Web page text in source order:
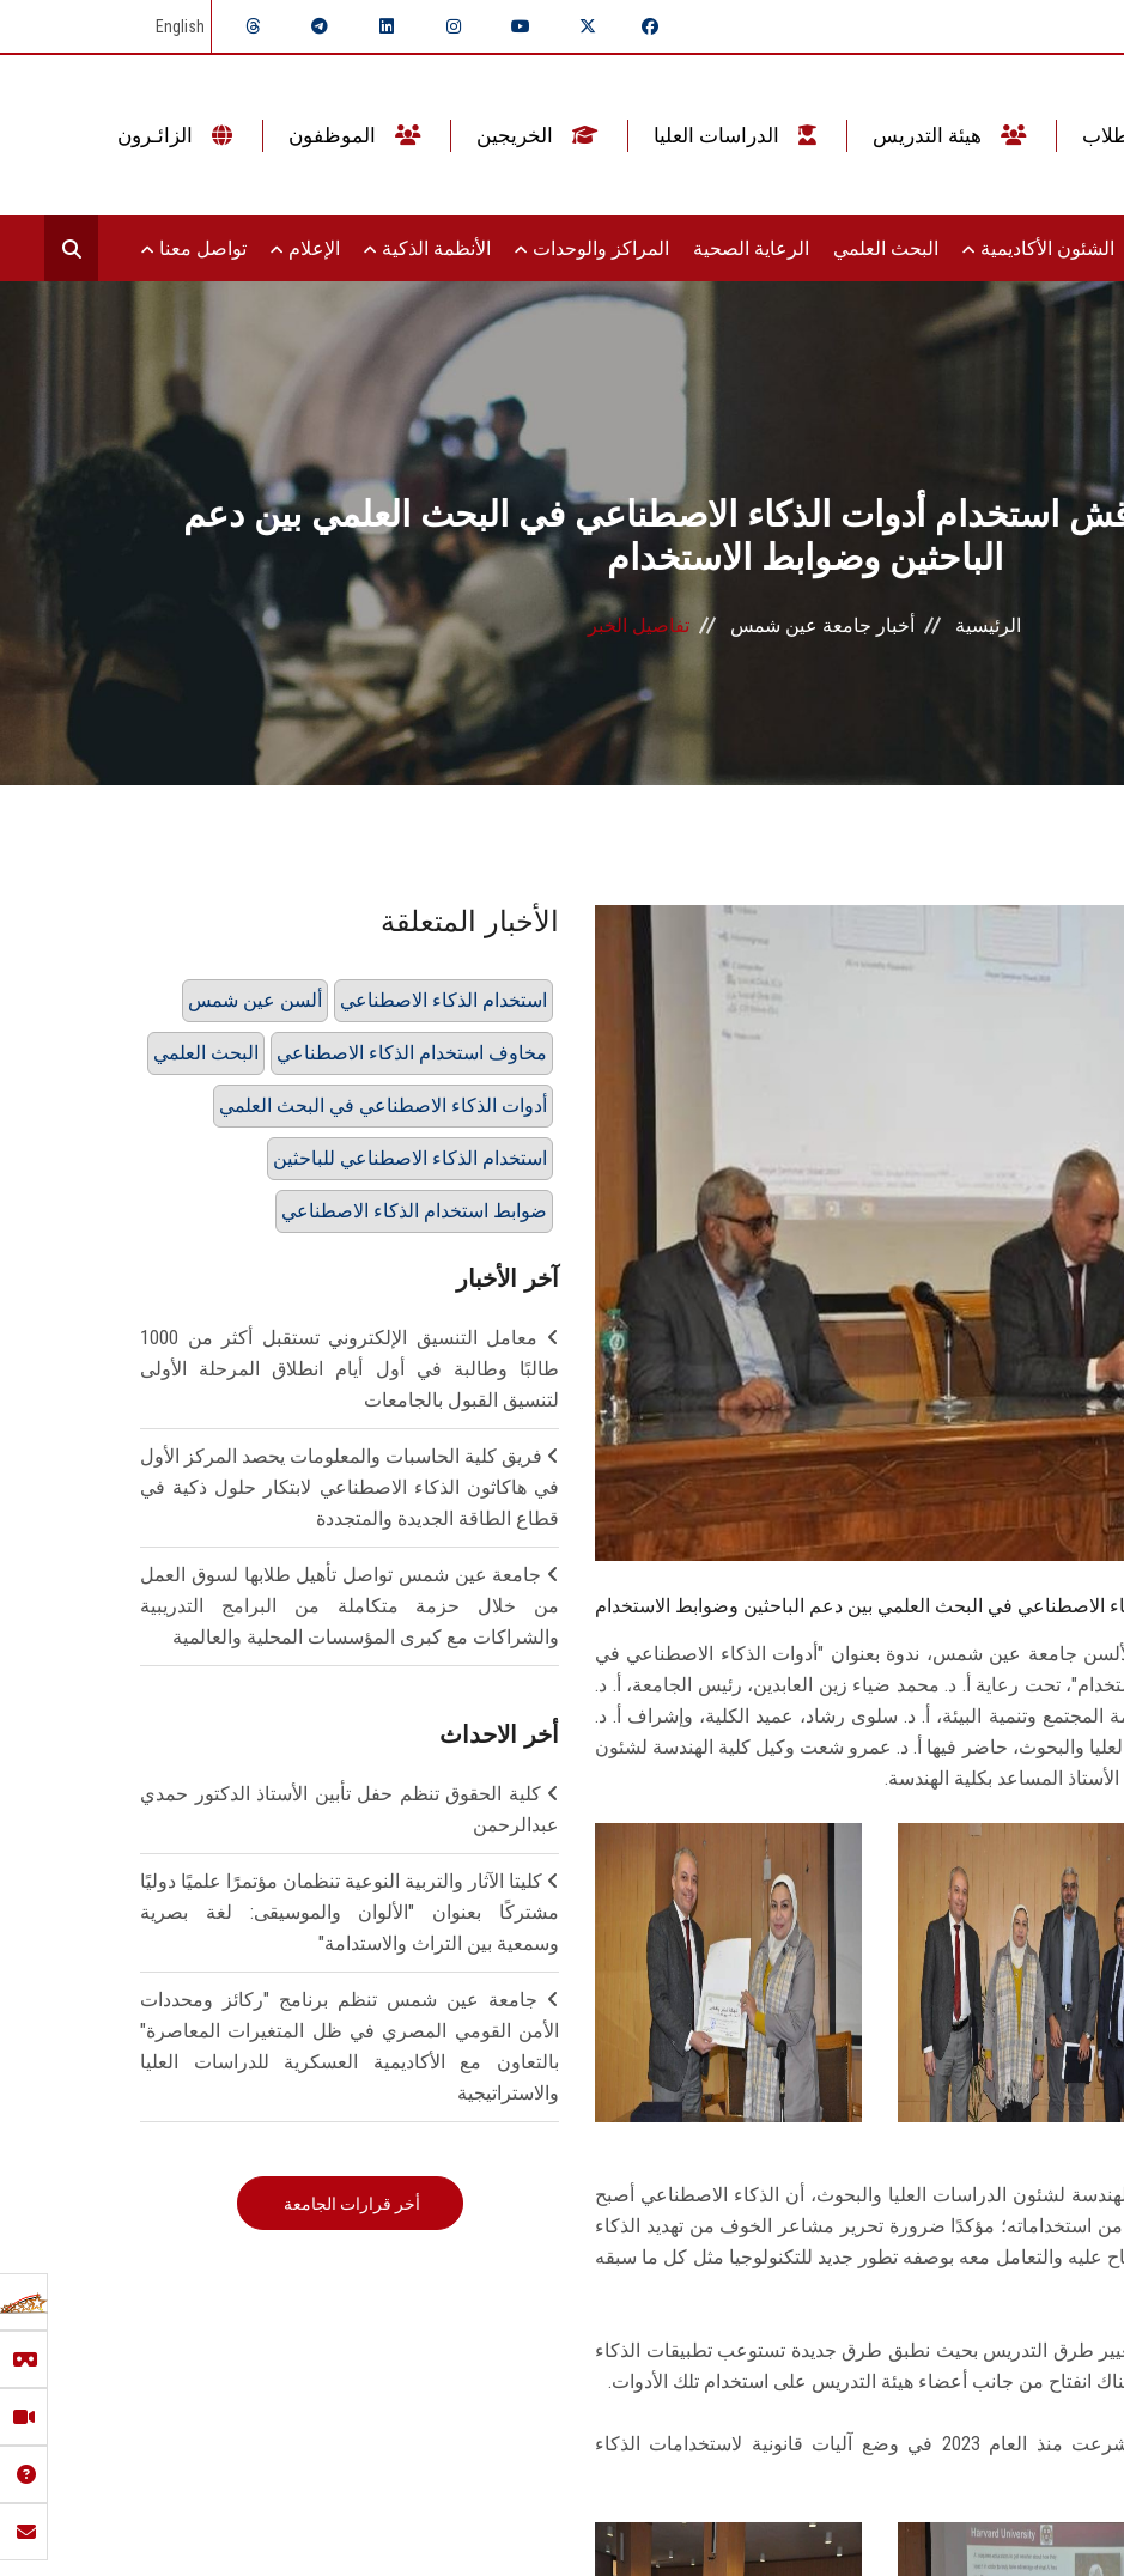
English
الشئون الأكاديمية البحث العلمي الرعاية الصحية المراكز والوحدات الأنظمة الذكية الإعلام تواصل معنا
أدوات الذكاء الاصطناعي في البحث العلمي بين دعم
الباحثين وضوابط الاستخدام
الرئيسية أخبار جامعة عين شمس تفاصيل الخبر
في البحث العلمي بين دعم الباحثين وضوابط الاستخدام
جامعة عين شمس، ندوة بعنوان "أدوات الذكاء الاصطناعي في
تحت رعاية أ. د. محمد ضياء زين العابدين، رئيس الجامعة، أ. د.
وتنمية البيئة، أ. د. سلوى رشاد، عميد الكلية، وإشراف أ. د.
والبحوث، حاضر فيها أ. د. عمرو شعت وكيل كلية الهندسة لشئون
المساعد بكلية الهندسة.
لشئون الدراسات العليا والبحوث، أن الذكاء الاصطناعي أصبح
استخداماته؛ مؤكدًا ضرورة تحرير مشاعر الخوف من تهديد الذكاء
عليه والتعامل معه بوصفه تطور جديد للتكنولوجيا مثل كل ما سبقه
طرق التدريس بحيث نطبق طرق جديدة تستوعب تطبيقات الذكاء
انفتاح من جانب أعضاء هيئة التدريس على استخدام تلك الأدوات.
وتابع حديثه منوهًا إلى أن الدولة المصرية شرعت منذ العام 2023 في وضع آليات قانونية لاستخدامات الذكاء
الأخبار المتعلقة
ألسن عين شمس استخدام الذكاء الاصطناعي
البحث العلمي مخاوف استخدام الذكاء الاصطناعي
أدوات الذكاء الاصطناعي في البحث العلمي
استخدام الذكاء الاصطناعي للباحثين
ضوابط استخدام الذكاء الاصطناعي
آخر الأخبار
معامل التنسيق الإلكتروني تستقبل أكثر من 1000
طالبًا وطالبة في أول أيام انطلاق المرحلة الأولى
لتنسيق القبول بالجامعات
فريق كلية الحاسبات والمعلومات يحصد المركز الأول
في هاكاثون الذكاء الاصطناعي لابتكار حلول ذكية في
قطاع الطاقة الجديدة والمتجددة
جامعة عين شمس تواصل تأهيل طلابها لسوق العمل
من خلال حزمة متكاملة من البرامج التدريبية
والشراكات مع كبرى المؤسسات المحلية والعالمية
أخر الاحداث
كلية الحقوق تنظم حفل تأبين الأستاذ الدكتور حمدي
عبدالرحمن
كليتا الآثار والتربية النوعية تنظمان مؤتمرًا علميًا دوليًا
مشتركًا بعنوان "الألوان والموسيقى: لغة بصرية
وسمعية بين التراث والاستدامة"
جامعة عين شمس تنظم برنامج "ركائز ومحددات
الأمن القومي المصري في ظل المتغيرات المعاصرة"
بالتعاون مع الأكاديمية العسكرية للدراسات العليا
والاستراتيجية
أخر قرارات الجامعة